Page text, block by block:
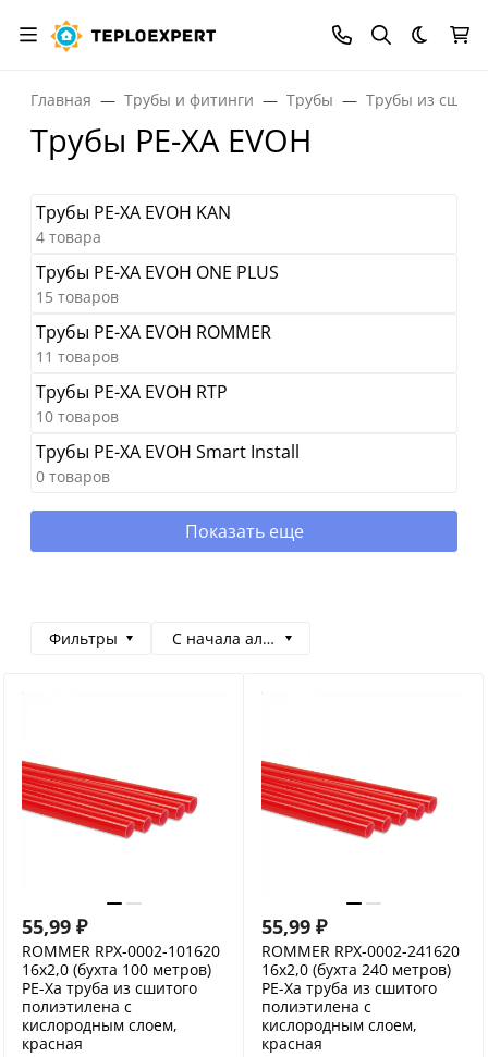
Темная
Главная Трубы и фитинги Трубы Трубы из
Трубы PE-XA EVOH
Трубы PE-XA EVOH KAN
4 товара
Трубы PE-XA EVOH ONE PLUS
15 товаров
Трубы PE-XA EVOH ROMMER
11 товаров
Трубы PE-XA EVOH RTP
10 товаров
Трубы PE-XA EVOH Smart Install
0 товаров
Показать еще
Фильтры С начала алфавита
55,99 ₽
ROMMER RPX-0002-101620
16х2,0 (бухта 100 метров)
PE-Xa труба из сшитого
полиэтилена с
кислородным слоем,
красная
55,99 ₽
ROMMER RPX-0002-241620
16х2,0 (бухта 240 метров)
PE-Xa труба из сшитого
полиэтилена с
кислородным слоем,
красная